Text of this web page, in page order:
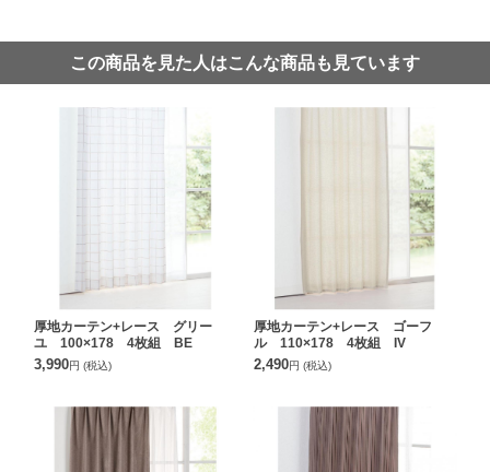
この商品を見た人はこんな商品も見ています
厚地カーテン+レース グリー
ユ 100×178 4枚組 BE
3,990円 (税込)
厚地カーテン+レース ゴーフ
ル 110×178 4枚組 IV
2,490円 (税込)